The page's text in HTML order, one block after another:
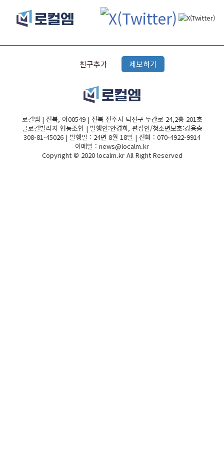
검색
친구추가 제보하기
로컬엠 | 전북, 아00549 | 전북 전주시 덕진구 두간로 24,2층 201호
글로컬빌리지 협동조합 | 발행인:안경희, 편집인/청소년보호:강용승
308-81-45026 | 발행일 : 24년 8월 18일 | 전화 : 070-4922-9914
이메일 : news@localm.kr
Copyright © 2020 localm.kr All Right Reserved